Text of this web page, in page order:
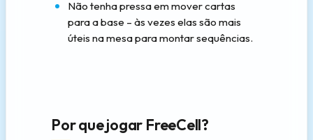
Não tenha pressa em mover cartas
para a base – às vezes elas são mais
úteis na mesa para montar sequências.
Por que jogar FreeCell?